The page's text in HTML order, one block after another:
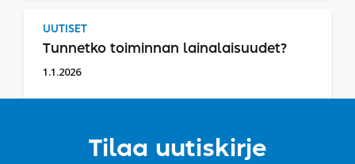
UUTISET
Tunnetko toiminnan lainalaisuudet?
1.1.2026
Tilaa uutiskirje